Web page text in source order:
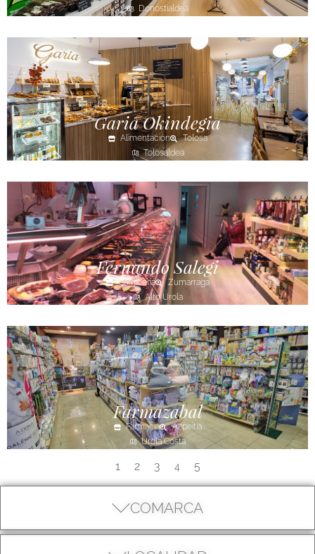
COMARCA
Donostialdea
Garia Okindegia
Alimentación
Tolosa
Tolosaldea
Fernando Salegi
Carnicería
Zumarraga
Alto Urola
Farmazabal
Farmacia
Azpeitia
Urola Costa
1 2 3 4 5